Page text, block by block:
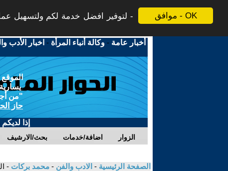
موافق - OK
لتوفير افضل خدمة لكم ولتسهيل
أخبار عامة -وكالة أنباء المرأة - اخبار الأدب
"من
حاز
إذا
بحث/الارشيف اضافة/خدمات الزوار
الصفحة الرئيسية - الادب والفن - محمد بركات -